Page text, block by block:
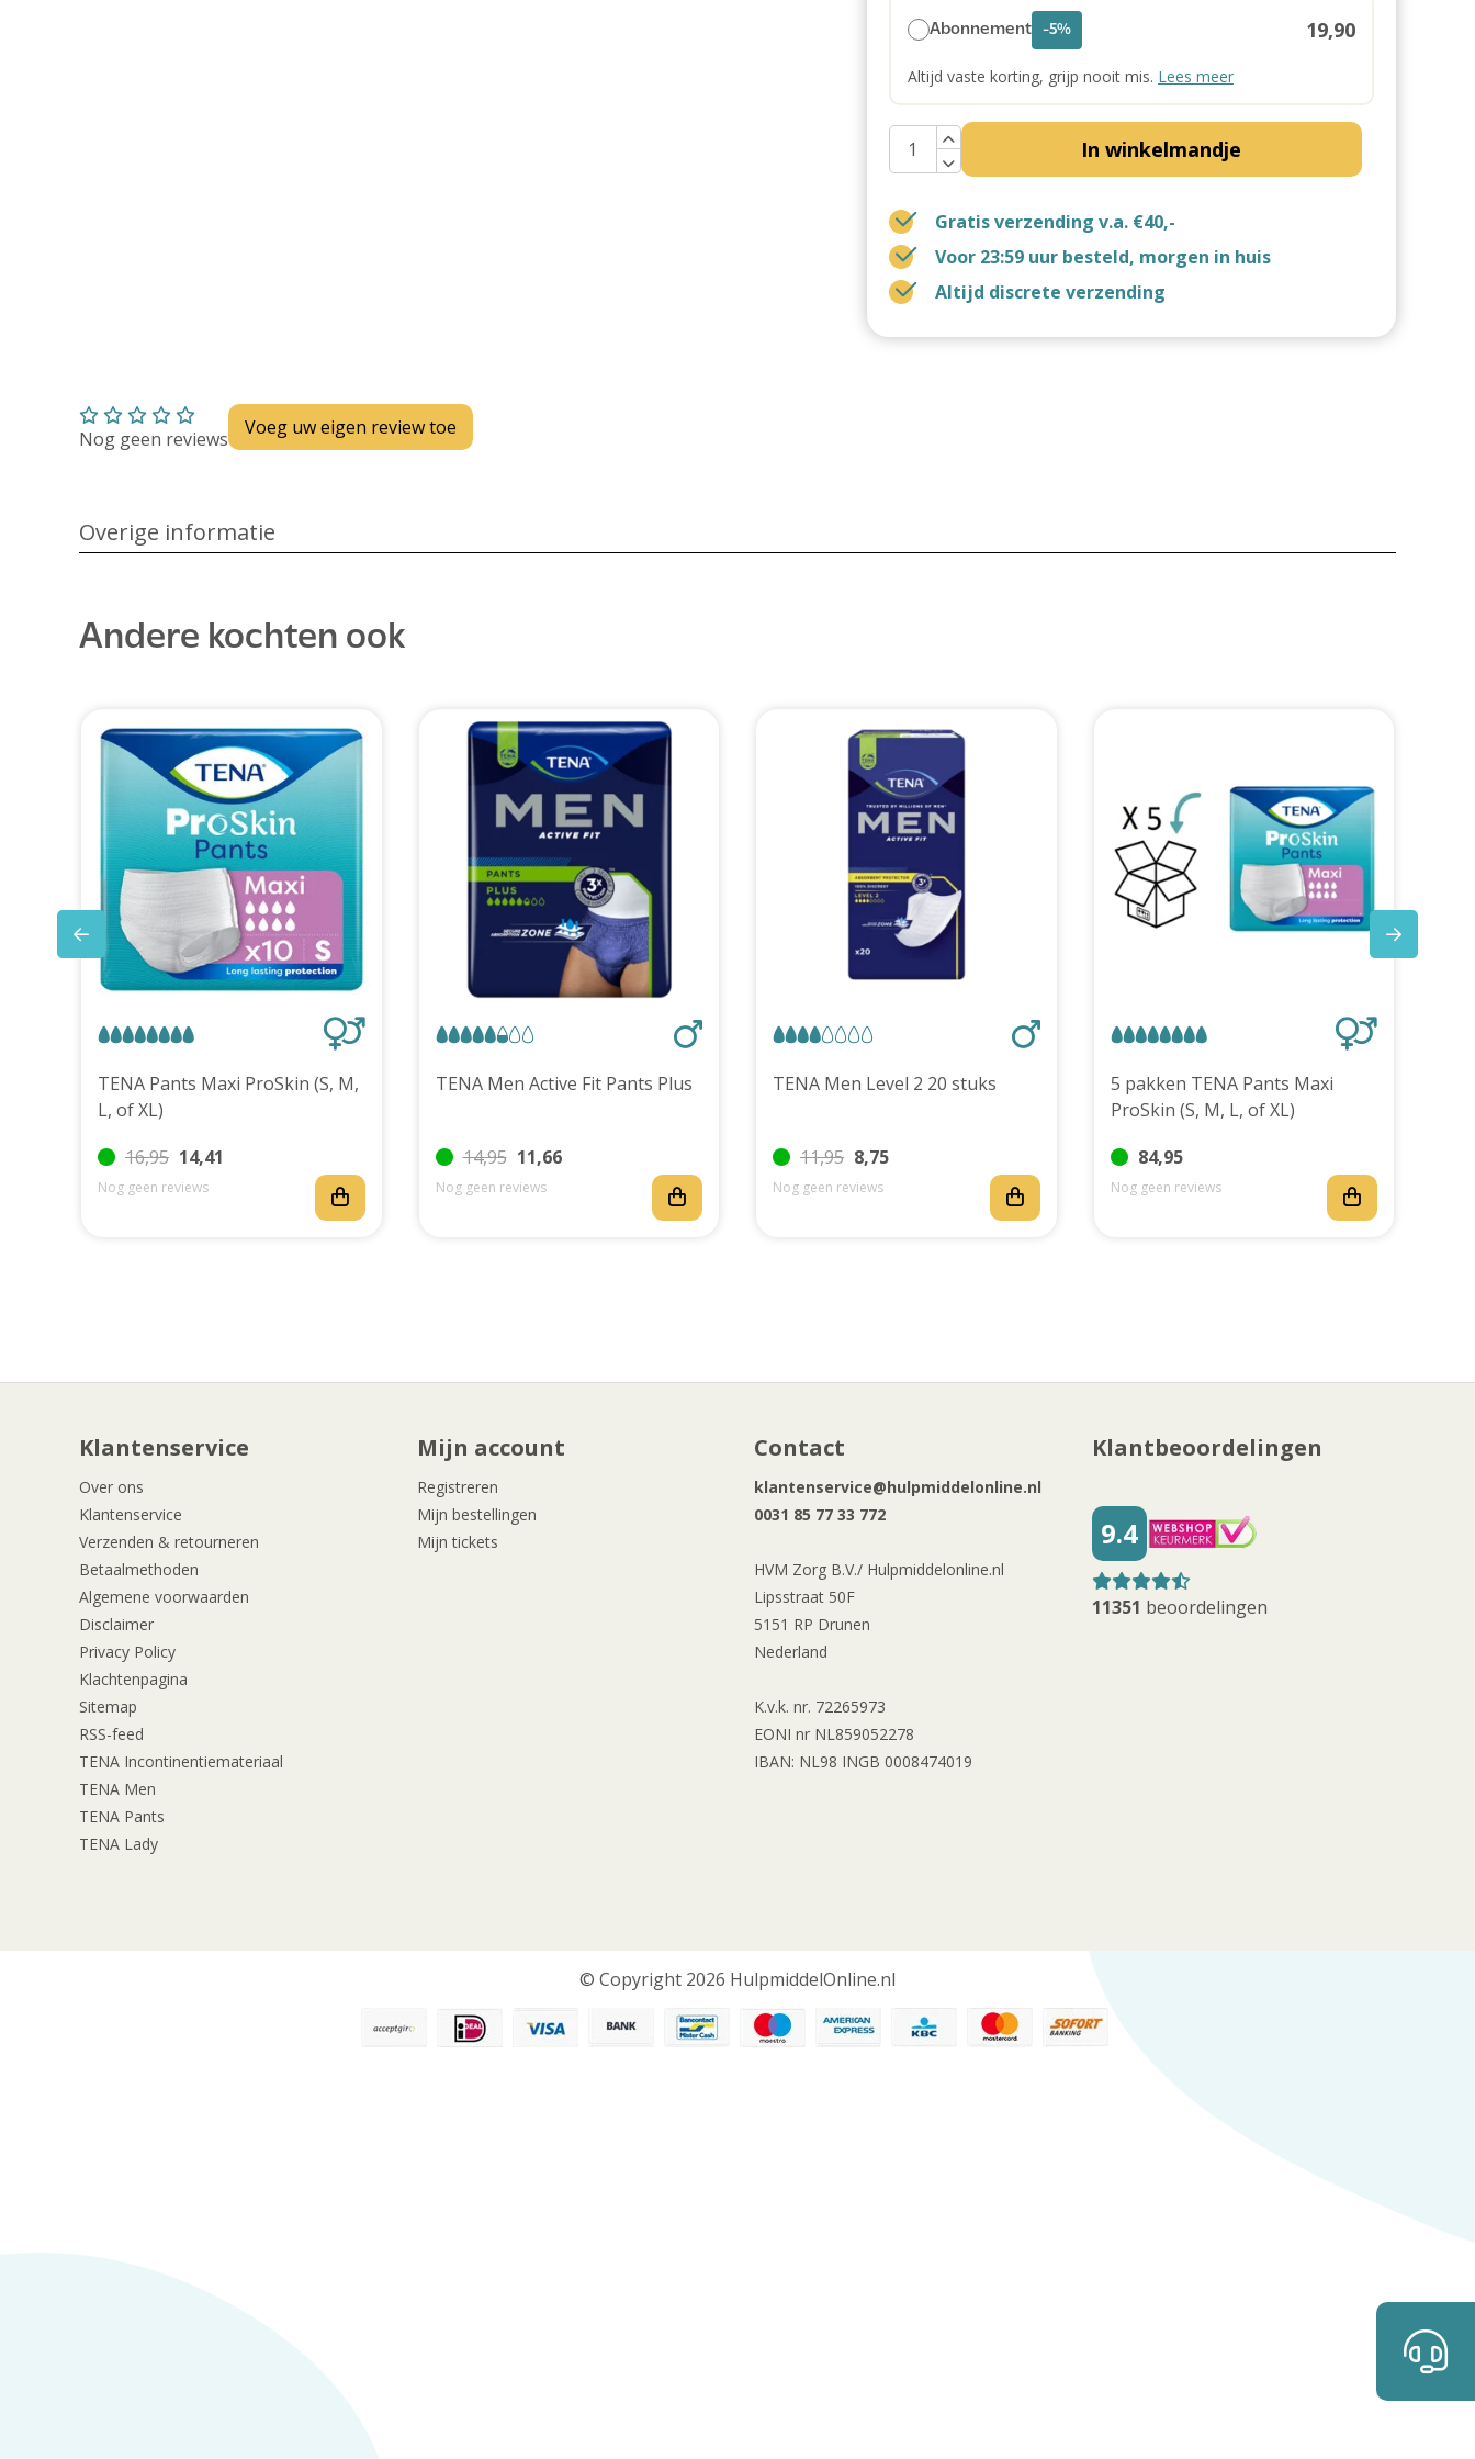
Abonnement -5% 19,90
Altijd vaste korting, grijp nooit mis. Lees meer
In winkelmandje
Gratis verzending v.a. €40,-
Voor 23:59 uur besteld, morgen in huis
Altijd discrete verzending
Nog geen reviews Voeg uw eigen review toe
Overige informatie
Andere kochten ook
TENA Pants Maxi ProSkin (S, M,
L, of XL)
16,95 14,41
Nog geen reviews
TENA Men Active Fit Pants Plus
14,95 11,66
Nog geen reviews
TENA Men Level 2 20 stuks
11,95 8,75
Nog geen reviews
5 pakken TENA Pants Maxi
ProSkin (S, M, L, of XL)
84,95
Nog geen reviews
Klantenservice
Over ons
Klantenservice
Verzenden & retourneren
Betaalmethoden
Algemene voorwaarden
Disclaimer
Privacy Policy
Klachtenpagina
Sitemap
RSS-feed
TENA Incontinentiemateriaal
TENA Men
TENA Pants
TENA Lady
Mijn account
Registreren
Mijn bestellingen
Mijn tickets
Contact
klantenservice@hulpmiddelonline.nl
0031 85 77 33 772
HVM Zorg B.V./ Hulpmiddelonline.nl
Lipsstraat 50F
5151 RP Drunen
Nederland
K.v.k. nr. 72265973
EONI nr NL859052278
IBAN: NL98 INGB 0008474019
Klantbeoordelingen
9.4
11351 beoordelingen
© Copyright 2026 HulpmiddelOnline.nl